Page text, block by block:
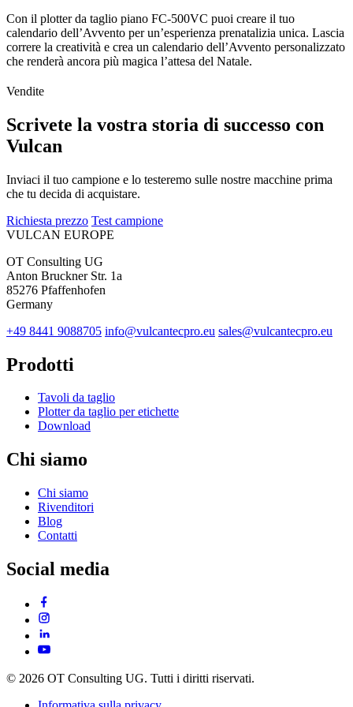
Con il plotter da taglio piano FC-500VC puoi creare il tuo
calendario dell’Avvento per un’esperienza prenatalizia unica. Lascia
correre la creatività e crea un calendario dell’Avvento personalizzato
che renderà ancora più magica l’attesa del Natale.
Vendite
Scrivete la vostra storia di successo con
Vulcan
Inviaci il tuo campione e lo testeremo sulle nostre macchine prima
che tu decida di acquistare.
Richiesta prezzo Test campione
VULCAN EUROPE
OT Consulting UG
Anton Bruckner Str. 1a
85276 Pfaffenhofen
Germany
+49 8441 9088705 info@vulcantecpro.eu sales@vulcantecpro.eu
Prodotti
Tavoli da taglio
Plotter da taglio per etichette
Download
Chi siamo
Chi siamo
Rivenditori
Blog
Contatti
Social media
© 2026 OT Consulting UG. Tutti i diritti riservati.